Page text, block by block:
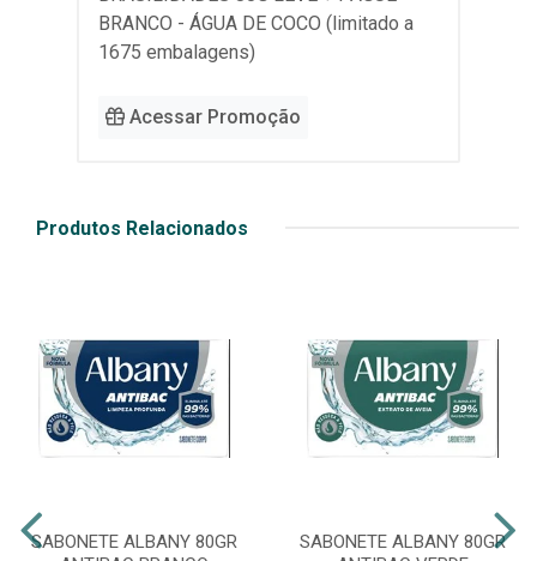
BRANCO - ÁGUA DE COCO (limitado a
1675 embalagens)
Acessar Promoção
Produtos Relacionados
SABONETE ALBANY 80GR
SABONETE ALBANY 80GR